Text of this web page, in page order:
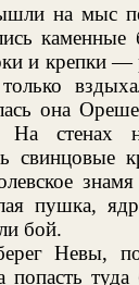
на мыс
и крепки
она
На
пушка,
бой.
Невы,
попасть